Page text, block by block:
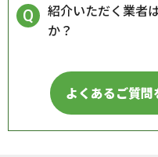
紹介いただく業者
か？
よくあるご質問